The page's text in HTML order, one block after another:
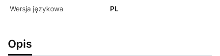
Wersja językowa PL
Opis